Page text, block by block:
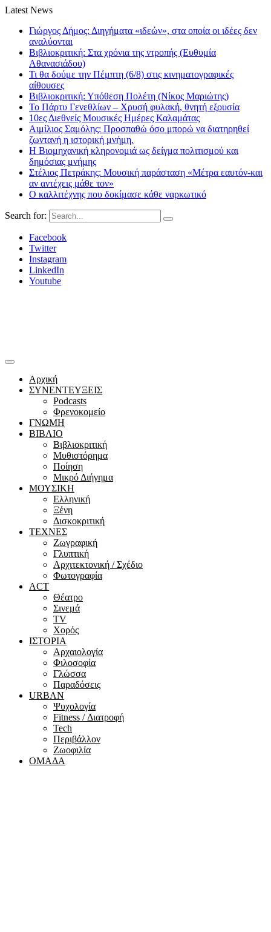
Latest News
Γιώργος Δήμος: Διηγήματα «ιδεών», στα οποία οι ιδέες δεν
αναλύονται
Βιβλιοκριτική: Στα χρόνια της ντροπής (Ευθυμία
Αθανασιάδου)
Τι θα δούμε την Πέμπτη (6/8) στις κινηματογραφικές
αίθουσες
Βιβλιοκριτική: Υπόθεση Πολέτη (Νίκος Μαριώτης)
Το Πάρτυ Γενεθλίων – Χρυσή φυλακή, θνητή εξουσία
10ες Διεθνείς Μουσικές Ημέρες Καλαμάτας
Αιμίλιος Σαμόλης: Προσπαθώ όσο μπορώ να διατηρηθεί
ζωντανή η ιστορική μνήμη.
Η Βιομηχανική κληρονομιά ως δείγμα πολιτισμού και
δημόσιας μνήμης
Στέλιος Πετράκης: Μουσική παράσταση «Μέτρα εαυτόν-και
αν αντέχεις μάθε τον»
Ο καλλιτέχνης που δοκίμασε κάθε ναρκωτικό
Search for:
Facebook
Twitter
Instagram
LinkedIn
Youtube
Αρχική
ΣΥΝΕΝΤΕΥΞΕΙΣ
Podcasts
Φρενοκομείο
ΓΝΩΜΗ
ΒΙΒΛΙΟ
Βιβλιοκριτική
Μυθιστόρημα
Ποίηση
Μικρό Διήγημα
ΜΟΥΣΙΚΗ
Ελληνική
Ξένη
Δισκοκριτική
ΤΕΧΝΕΣ
Ζωγραφική
Γλυπτική
Αρχιτεκτονική / Σχέδιο
Φωτογραφία
ACT
Θέατρο
Σινεμά
ΤV
Χορός
ΙΣΤΟΡΙΑ
Αρχαιολογία
Φιλοσοφία
Γλώσσα
Παραδόσεις
URBAN
Ψυχολογία
Fitness / Διατροφή
Tech
Περιβάλλον
Ζωοφιλία
ΟΜΑΔΑ